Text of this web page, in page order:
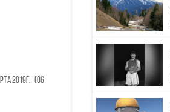
2019г. (06